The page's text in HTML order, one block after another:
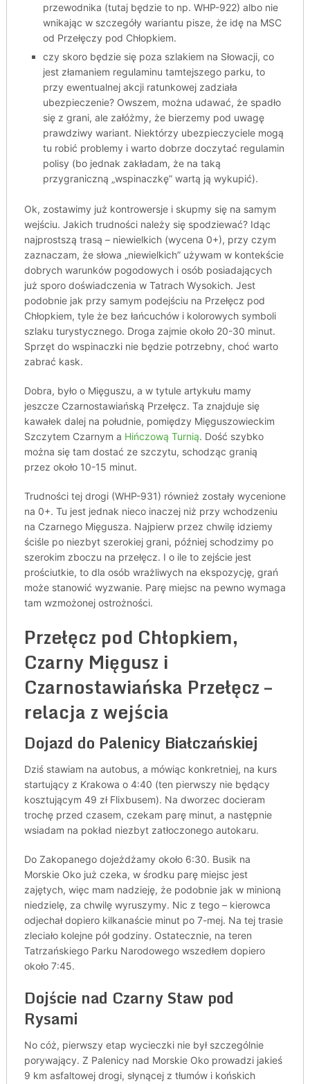
przewodnika (tutaj będzie to np. WHP-922) albo nie
wnikając w szczegóły wariantu pisze, że idę na MSC
od Przełęczy pod Chłopkiem.
czy skoro będzie się poza szlakiem na Słowacji, co
jest złamaniem regulaminu tamtejszego parku, to
przy ewentualnej akcji ratunkowej zadziała
ubezpieczenie? Owszem, można udawać, że spadło
się z grani, ale załóżmy, że bierzemy pod uwagę
prawdziwy wariant. Niektórzy ubezpieczyciele mogą
tu robić problemy i warto dobrze doczytać regulamin
polisy (bo jednak zakładam, że na taką
przygraniczną „wspinaczkę” wartą ją wykupić).
Ok, zostawimy już kontrowersje i skupmy się na samym
wejściu. Jakich trudności należy się spodziewać? Idąc
najprostszą trasą – niewielkich (wycena 0+), przy czym
zaznaczam, że słowa „niewielkich” używam w kontekście
dobrych warunków pogodowych i osób posiadających
już sporo doświadczenia w Tatrach Wysokich. Jest
podobnie jak przy samym podejściu na Przełęcz pod
Chłopkiem, tyle że bez łańcuchów i kolorowych symboli
szlaku turystycznego. Droga zajmie około 20-30 minut.
Sprzęt do wspinaczki nie będzie potrzebny, choć warto
zabrać kask.
Dobra, było o Mięguszu, a w tytule artykułu mamy
jeszcze Czarnostawiańską Przełęcz. Ta znajduje się
kawałek dalej na południe, pomiędzy Mięguszowieckim
Szczytem Czarnym a Hińczową Turnią. Dość szybko
można się tam dostać ze szczytu, schodząc granią
przez około 10-15 minut.
Trudności tej drogi (WHP-931) również zostały wycenione
na 0+. Tu jest jednak nieco inaczej niż przy wchodzeniu
na Czarnego Mięgusza. Najpierw przez chwilę idziemy
ściśle po niezbyt szerokiej grani, później schodzimy po
szerokim zboczu na przełęcz. I o ile to zejście jest
prościutkie, to dla osób wrażliwych na ekspozycję, grań
może stanowić wyzwanie. Parę miejsc na pewno wymaga
tam wzmożonej ostrożności.
Przełęcz pod Chłopkiem,
Czarny Mięgusz i
Czarnostawiańska Przełęcz –
relacja z wejścia
Dojazd do Palenicy Białczańskiej
Dziś stawiam na autobus, a mówiąc konkretniej, na kurs
startujący z Krakowa o 4:40 (ten pierwszy nie będący
kosztującym 49 zł Flixbusem). Na dworzec docieram
trochę przed czasem, czekam parę minut, a następnie
wsiadam na pokład niezbyt zatłoczonego autokaru.
Do Zakopanego dojeżdżamy około 6:30. Busik na
Morskie Oko już czeka, w środku parę miejsc jest
zajętych, więc mam nadzieję, że podobnie jak w minioną
niedzielę, za chwilę wyruszymy. Nic z tego – kierowca
odjechał dopiero kilkanaście minut po 7-mej. Na tej trasie
zleciało kolejne pół godziny. Ostatecznie, na teren
Tatrzańskiego Parku Narodowego wszedłem dopiero
około 7:45.
Dojście nad Czarny Staw pod
Rysami
No cóż, pierwszy etap wycieczki nie był szczególnie
porywający. Z Palenicy nad Morskie Oko prowadzi jakieś
9 km asfaltowej drogi, słynącej z tłumów i końskich